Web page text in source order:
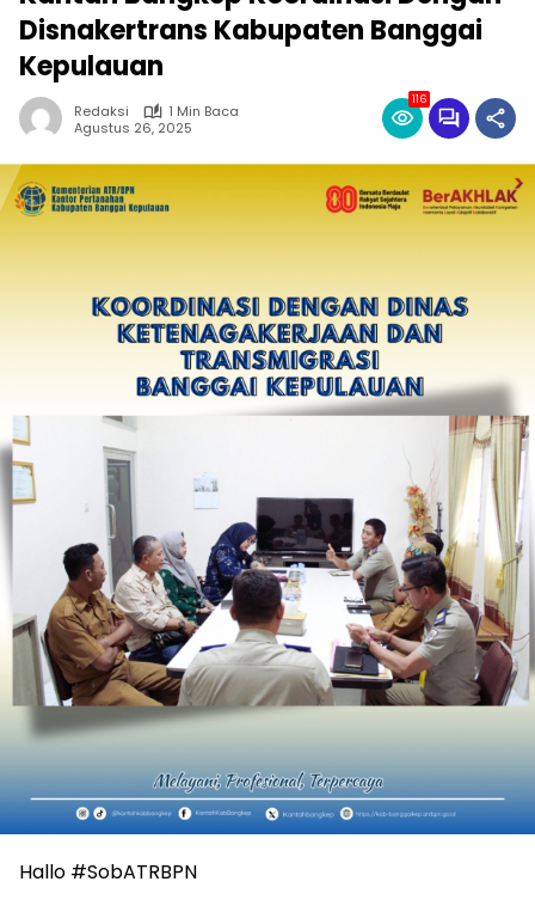
Disnakertrans Kabupaten Banggai
Kepulauan
Redaksi
1 Min Baca
Agustus 26, 2025
116
Hallo #SobATRBPN